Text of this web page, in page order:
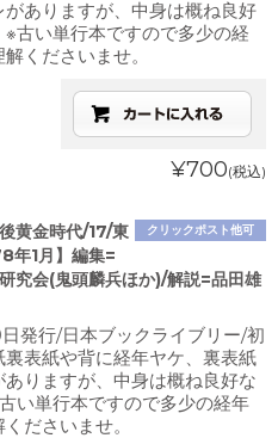
がありますが、中身は概ね良好
※古い単行本ですので多少の経
くださいませ。
¥700(税込)
クリックポスト他可
後黄金時代/17/東
年1月】編集=
究会(鬼頭麟兵ほか)/解説=品田雄
発行/日本ブックライブリー/初
裏表紙や背に経年ヤケ、裏表紙
ありますが、中身は概ね良好な
い単行本ですので多少の経年
ださいませ。